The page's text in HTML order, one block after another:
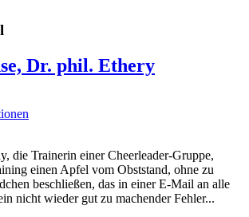
Dr. phil. Ethery
die Trainerin einer Cheerleader-Gruppe,
einen Apfel vom Obststand, ohne zu
beschließen, das in einer E-Mail an alle
nicht wieder gut zu machender Fehler...